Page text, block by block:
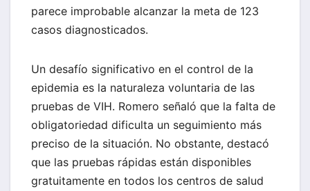
parece improbable alcanzar la meta de 123
casos diagnosticados.
Un desafío significativo en el control de la
epidemia es la naturaleza voluntaria de las
pruebas de VIH. Romero señaló que la falta de
obligatoriedad dificulta un seguimiento más
preciso de la situación. No obstante, destacó
que las pruebas rápidas están disponibles
gratuitamente en todos los centros de salud